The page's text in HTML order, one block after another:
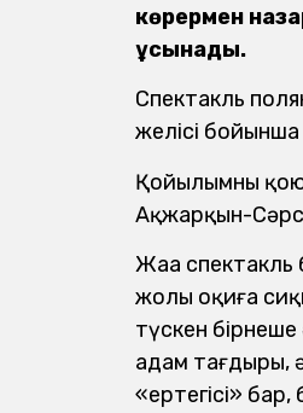
көрермен
ұсынады.
Спектакль
желісі
Қойылымның
Ақжарқын-
Жаңа
жолы оқиға
түскен бірнеше
адам тағдыры,
«ертегісі» бар,